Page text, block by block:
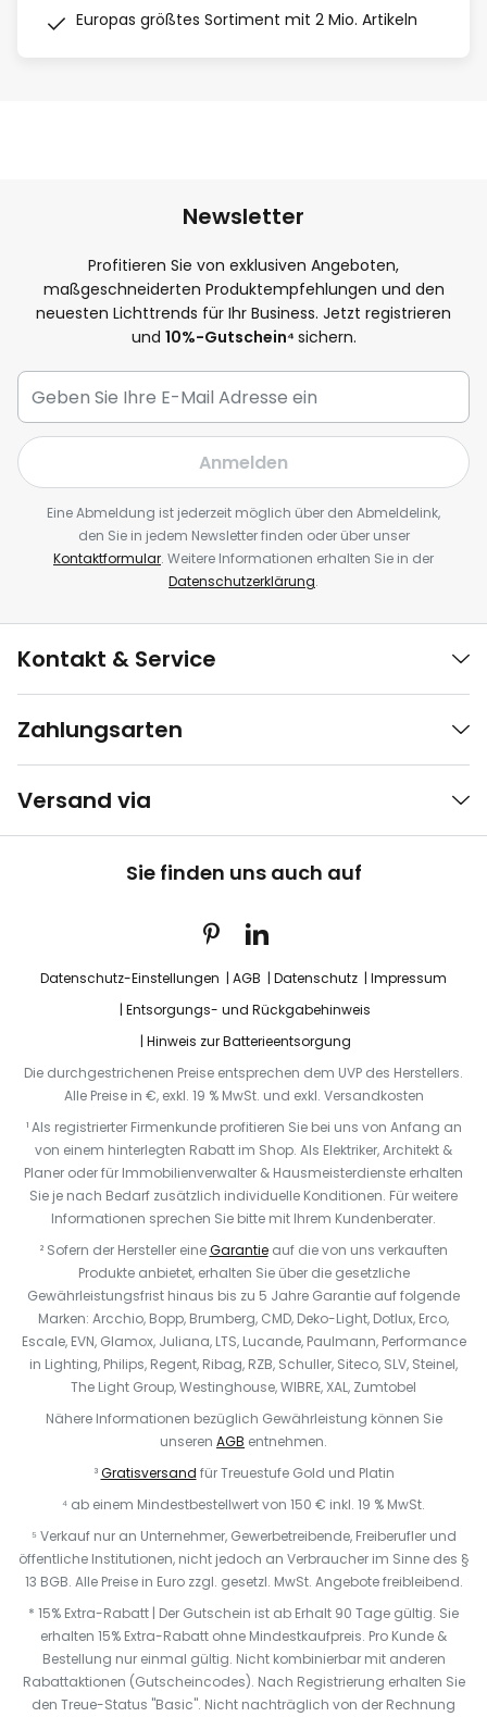
Europas größtes Sortiment mit 2 Mio. Artikeln
Newsletter
Profitieren Sie von exklusiven Angeboten,
maßgeschneiderten Produktempfehlungen und den
neuesten Lichttrends für Ihr Business. Jetzt registrieren
und 10%-Gutschein⁴ sichern.
Anmelden
Eine Abmeldung ist jederzeit möglich über den Abmeldelink,
den Sie in jedem Newsletter finden oder über unser
Kontaktformular. Weitere Informationen erhalten Sie in der
Datenschutzerklärung.
Kontakt & Service
Zahlungsarten
Versand via
Sie finden uns auch auf
Datenschutz-Einstellungen AGB Datenschutz
Impressum
Entsorgungs- und Rückgabehinweis
Hinweis zur Batterieentsorgung
Die durchgestrichenen Preise entsprechen dem UVP des Herstellers.
Alle Preise in €, exkl. 19 % MwSt. und exkl. Versandkosten
¹ Als registrierter Firmenkunde profitieren Sie bei uns von Anfang an
von einem hinterlegten Rabatt im Shop. Als Elektriker, Architekt &
Planer oder für Immobilienverwalter & Hausmeisterdienste erhalten
Sie je nach Bedarf zusätzlich individuelle Konditionen. Für weitere
Informationen sprechen Sie bitte mit Ihrem Kundenberater.
² Sofern der Hersteller eineGarantieauf die von uns verkauften
Produkte anbietet, erhalten Sie über die gesetzliche
Gewährleistungsfrist hinaus bis zu 5 Jahre Garantie auf folgende
Marken: Arcchio, Bopp, Brumberg, CMD, Deko-Light, Dotlux, Erco,
Escale, EVN, Glamox, Juliana, LTS, Lucande, Paulmann, Performance
in Lighting, Philips, Regent, Ribag, RZB, Schuller, Siteco, SLV, Steinel,
The Light Group, Westinghouse, WIBRE, XAL, Zumtobel
Nähere Informationen bezüglich Gewährleistung können Sie
unseren AGB entnehmen.
³Gratisversand für Treuestufe Gold und Platin
⁴ ab einem Mindestbestellwert von 150 € inkl. 19 % MwSt.
⁵ Verkauf nur an Unternehmer, Gewerbetreibende, Freiberufler und
öffentliche Institutionen, nicht jedoch an Verbraucher im Sinne des §
13 BGB. Alle Preise in Euro zzgl. gesetzl. MwSt. Angebote freibleibend.
* 15% Extra-Rabatt | Der Gutschein ist ab Erhalt 90 Tage gültig. Sie
erhalten 15% Extra-Rabatt ohne Mindestkaufpreis. Pro Kunde &
Bestellung nur einmal gültig. Nicht kombinierbar mit anderen
Rabattaktionen (Gutscheincodes). Nach Registrierung erhalten Sie
den Treue-Status "Basic". Nicht nachträglich von der Rechnung